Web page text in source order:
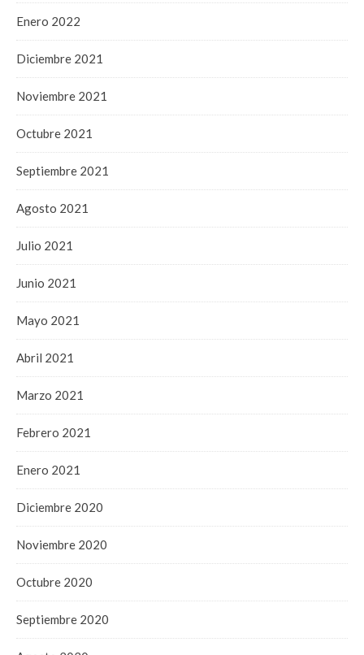
Enero 2022
Diciembre 2021
Noviembre 2021
Octubre 2021
Septiembre 2021
Agosto 2021
Julio 2021
Junio 2021
Mayo 2021
Abril 2021
Marzo 2021
Febrero 2021
Enero 2021
Diciembre 2020
Noviembre 2020
Octubre 2020
Septiembre 2020